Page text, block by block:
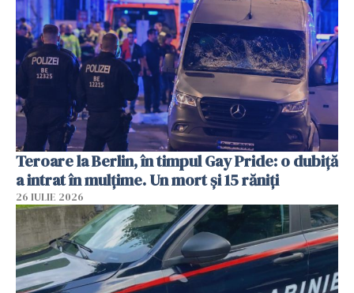
Teroare la Berlin, în timpul Gay Pride: o dubiță
a intrat în mulțime. Un mort și 15 răniți
26 IULIE 2026